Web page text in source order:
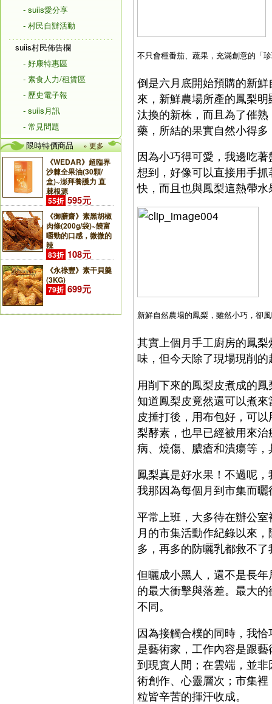
- suiis愛分享
- 村民自辦活動
suiis村民佈告欄
- 好康特惠區
- 素食人力/租賃區
- 歷史電子報
- suiis月訊
- 常見問題
限時特價商品
» 更多
《WEDAR》超臨界
沙棘全果油(30顆/
盒)~澎拜養護力 直
棘根源
55折 595元
《御膳齋》素黑胡椒
肉條(200g/袋)~饒富
嚼勁的口感，微微的
辣
83折 108元
《永祿豐》素干貝羹
(3KG)
79折 699元
不只會種番茄、蔬果，充滿創意的「
倒是六月底開始預購的新
來，新鮮農場所產的鳳梨
汰換的新株，而且為了催
藥，所結的果實自然小得
因為小巧得可愛，我邊吃
想到，好像可以直接用手
快，而且也與鳳梨這熱帶
新鮮自然農場的鳳梨，雖然小巧，卻
其實上個月手工廚房的鳳
味，但今天除了現場現削
用削下來的鳳梨皮煮成的
知道鳳梨皮竟然還可以煮
皮捶打後，用布包好，可
梨酵素，也早已經被用來
病、燒傷、膿瘡和潰瘍等
鳳梨真是好水果！不過呢
我那因為每個月到市集而
平常上班，大多待在辦公
月的市集活動作紀錄以來
多，再多的防曬乳都救不了
但曬成小黑人，還不是長
的最大衝擊與落差。最大
不同。
因為接觸合樸的同時，我
是藝術家，工作內容是跟
到現實人間；在雲端，並
術創作、心靈層次；市集
粒皆辛苦的揮汗收成。